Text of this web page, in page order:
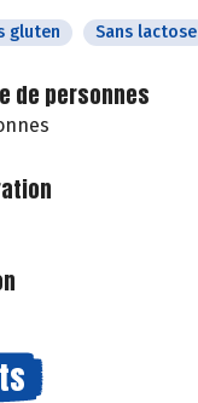
gluten Sans lactose
de personnes